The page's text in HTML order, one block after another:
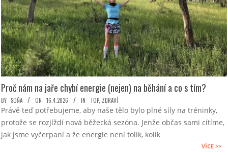
Proč nám na jaře chybí energie (nejen) na běhání a co s tím?
2026-
04-
16
BY: SOŇA ON: 16.4.2026 IN: TOP, ZDRAVÍ
Právě teď potřebujeme, aby naše tělo bylo plné síly na tréninky,
protože se rozjíždí nová běžecká sezóna. Jenže občas sami cítíme,
jak jsme vyčerpaní a že energie není tolik, kolik
VÍCE >>